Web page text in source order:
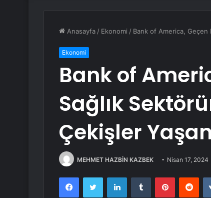
Anasayfa / Ekonomi / Bank of America, Geçen
Ekonomi
Bank of
Sağlık
Çekişler
MEHMET HAZBİN KAZBEK Nisan 17, 2024
FacebookTwitter LinkedInTumblr Pinterest